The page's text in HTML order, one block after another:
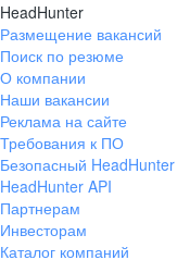
HeadHunter
Размещение вакансий
Поиск по резюме
О компании
Наши вакансии
Реклама на сайте
Требования к ПО
Безопасный HeadHunter
HeadHunter API
Партнерам
Инвесторам
Каталог компаний